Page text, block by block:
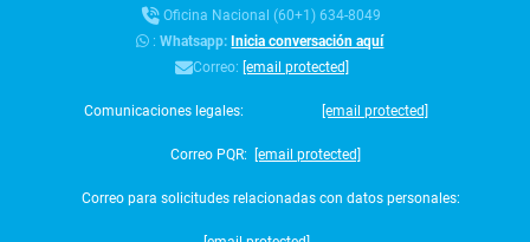
Oficina Nacional (60+1) 634-8049
:Whatsapp: Inicia conversación aquí
Correo: [email protected]
Comunicaciones legales: [email protected]
Correo PQR: [email protected]
Correo para solicitudes relacionadas con datos personales: